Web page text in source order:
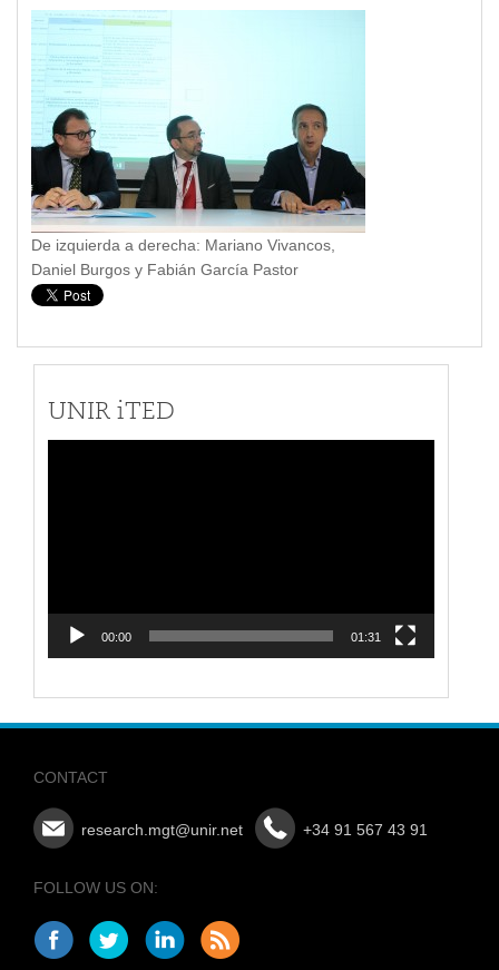
De izquierda a derecha: Mariano Vivancos,
Daniel Burgos y Fabián García Pastor
UNIR iTED
00:00 01:31
CONTACT
research.mgt@unir.net +34 91 567 43 91
FOLLOW US ON: